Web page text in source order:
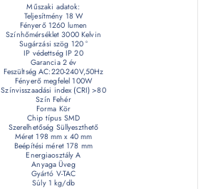
Műszaki adatok:
Teljesítmény 18 W
Fényerő 1260 lumen
Színhőmérséklet 3000 Kelvin
Sugárzási szög 120 °
IP védettség IP 20
Garancia 2 év
Feszültség AC:220-240V,50Hz
Fényerő megfelel 100W
Színvisszaadási index (CRI) >80
Szín Fehér
Forma Kör
Chip típus SMD
Szerelhetőség Süllyeszthető
Méret 198 mm x 40 mm
Beépítési méret 178 mm
Energiaosztály A
Anyaga Üveg
Gyártó V-TAC
Súly 1 kg/db